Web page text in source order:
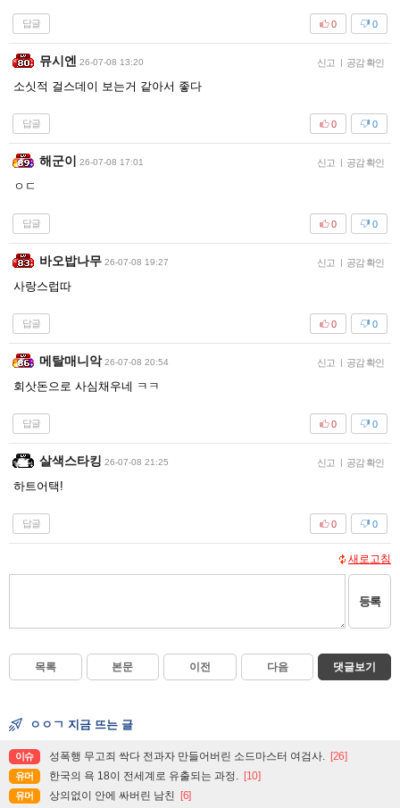
답글 0
0
뮤시엔 26-07-08 13:20 신고 | 공감 확인
소싯적 걸스데이 보는거 같아서 좋다
답글 0
0
해군이 26-07-08 17:01 신고 | 공감 확인
ㅇㄷ
답글 0
0
바오밥나무 26-07-08 19:27 신고 | 공감 확인
사랑스럽따
답글 0
0
메탈매니악 26-07-08 20:54 신고 | 공감 확인
회삿돈으로 사심채우네 ㅋㅋ
답글 0
0
살색스타킹 26-07-08 21:25 신고 | 공감 확인
하트어택!
답글 0
0
새로고침
등록
목록 본문 이전 다음 댓글보기
ㅇㅇㄱ 지금 뜨는 글
이슈 성폭행 무고죄 싹다 전과자 만들어버린 소드마스터 여검사. [26]
유머 한국의 욕 18이 전세계로 유출되는 과정. [10]
유머 상의없이 안에 싸버린 남친 [6]